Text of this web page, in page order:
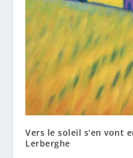
Vers le soleil s’en vont
Lerberghe